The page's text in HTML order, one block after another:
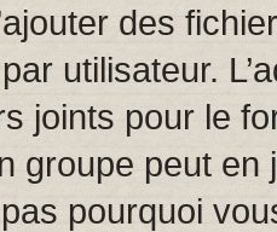
des
utilisateur.
joints pour le
groupe peut en
pourquoi